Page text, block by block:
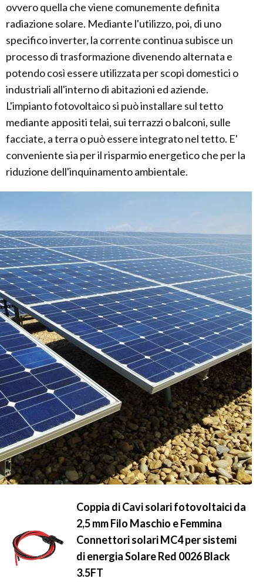
ovvero quella che viene comunemente definita
radiazione solare. Mediante l'utilizzo, poi, di uno
specifico inverter, la corrente continua subisce un
processo di trasformazione divenendo alternata e
potendo così essere utilizzata per scopi domestici o
industriali all'interno di abitazioni ed aziende.
L'impianto fotovoltaico si può installare sul tetto
mediante appositi telai, sui terrazzi o balconi, sulle
facciate, a terra o può essere integrato nel tetto. E'
conveniente sia per il risparmio energetico che per la
riduzione dell'inquinamento ambientale.
Coppia di Cavi solari fotovoltaici da
2,5 mm Filo Maschio e Femmina
Connettori solari MC4 per sistemi
di energia Solare Red 0026 Black
3.5FT